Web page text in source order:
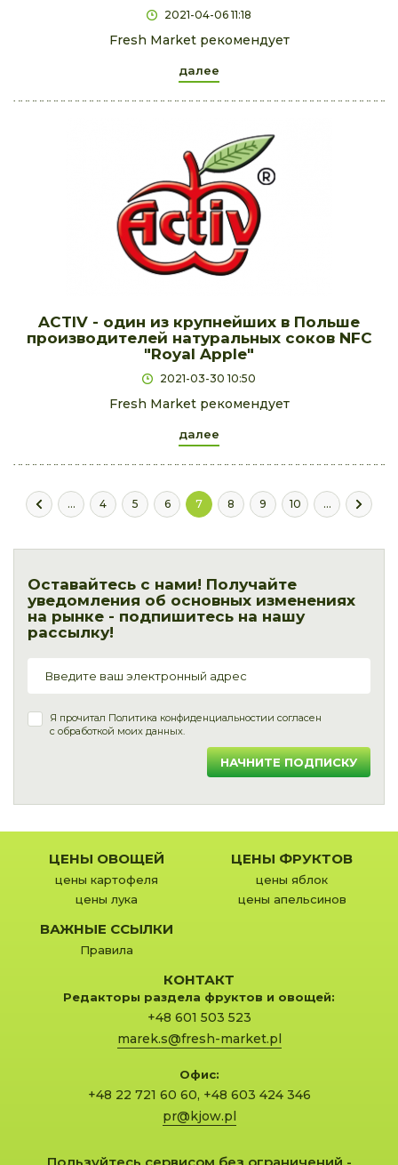
2021-04-06 11:18
Fresh Market рекомендует
далее
ACTIV - один из крупнейших в Польше
производителей натуральных соков NFC
"Royal Apple"
2021-03-30 10:50
Fresh Market рекомендует
далее
... 4 5 6 7 8 9 10 ...
Оставайтесь с нами! Получайте
уведомления об основных изменениях
на рынке - подпишитесь на нашу
рассылку!
Я прочитал Политика конфиденциальностии согласен
с обработкой моих данных.
НАЧНИТЕ ПОДПИСКУ
ЦЕНЫ ОВОЩЕЙ
цены картофеля
цены лука
ЦЕНЫ ФРУКТОВ
цены яблок
цены апельсинов
ВАЖНЫЕ ССЫЛКИ
Правила
КОНТАКТ
Редакторы раздела фруктов и овощей:
+48 601 503 523
marek.s@fresh-market.pl
Офис:
+48 22 721 60 60, +48 603 424 346
pr@kjow.pl